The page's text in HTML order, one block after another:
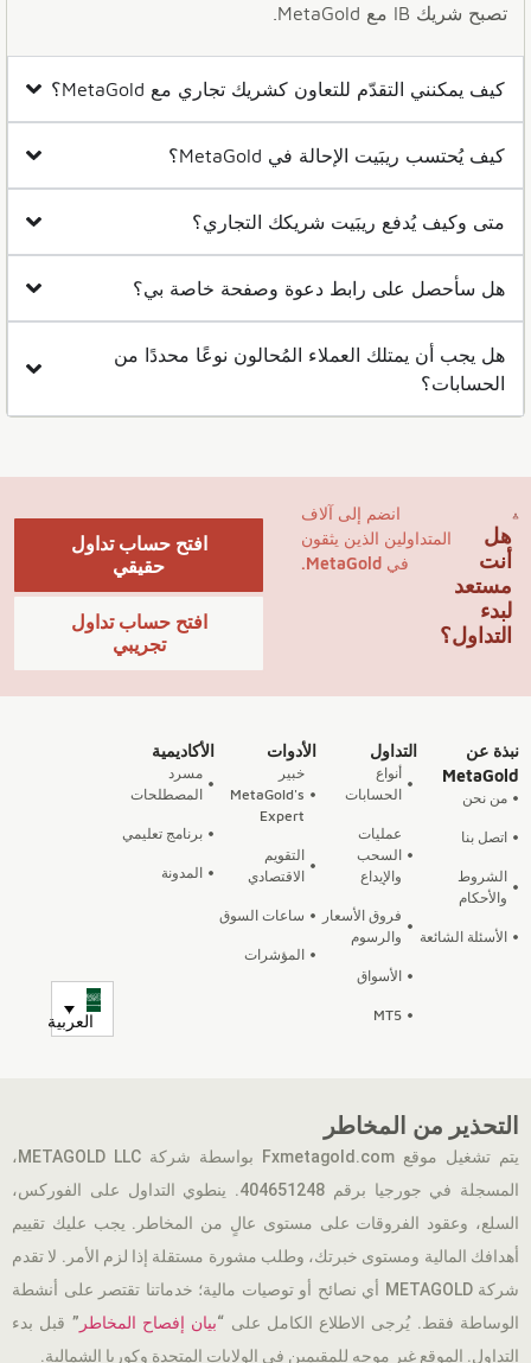
تصبح شريك IB مع MetaGold.
كيف يمكنني التقدّم للتعاون كشريك تجاري مع MetaGold؟
كيف يُحتسب ريبَيت الإحالة في MetaGold؟
متى وكيف يُدفع ريبَيت شريكك التجاري؟
هل سأحصل على رابط دعوة وصفحة خاصة بي؟
هل يجب أن يمتلك العملاء المُحالون نوعًا محددًا من
الحسابات؟
هل
أنت
مستعد
لبدء
التداول؟
انضم إلى آلاف
المتداولين الذين يثقون
في MetaGold.
افتح حساب تداول
حقيقي
افتح حساب تداول
تجريبي
نبذة عن
MetaGold
من نحن
اتصل بنا
الشروط
والأحكام
الأسئلة الشائعة
التداول
أنواع
الحسابات
عمليات
السحب
والإيداع
فروق الأسعار
والرسوم
الأسواق
MT5
الأدوات
خبير
MetaGold's
Expert
التقويم
الاقتصادي
ساعات السوق
المؤشرات
الأكاديمية
مسرد
المصطلحات
برنامج تعليمي
المدونة
العربية
التحذير من المخاطر
يتم تشغيل موقع Fxmetagold.com بواسطة شركة METAGOLD LLC،
المسجلة في جورجيا برقم 404651248. ينطوي التداول على الفوركس،
السلع، وعقود الفروقات على مستوى عالٍ من المخاطر. يجب عليك تقييم
أهدافك المالية ومستوى خبرتك، وطلب مشورة مستقلة إذا لزم الأمر. لا تقدم
شركة METAGOLD أي نصائح أو توصيات مالية؛ خدماتنا تقتصر على أنشطة
الوساطة فقط. يُرجى الاطلاع الكامل على “بيان إفصاح المخاطر ” قبل بدء
التداول. الموقع غير موجه للمقيمين في الولايات المتحدة وكوريا الشمالية.